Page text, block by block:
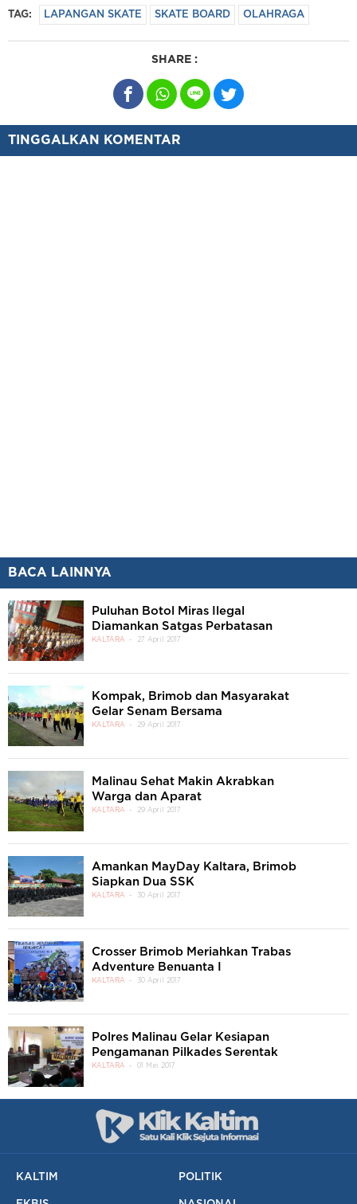
TAG: LAPANGAN SKATE SKATE BOARD OLAHRAGA
SHARE :
TINGGALKAN KOMENTAR
BACA LAINNYA
Puluhan Botol Miras Ilegal
Diamankan Satgas Perbatasan
KALTARA 27 April 2017
Kompak, Brimob dan Masyarakat
Gelar Senam Bersama
KALTARA 29 April 2017
Malinau Sehat Makin Akrabkan
Warga dan Aparat
KALTARA 29 April 2017
Amankan MayDay Kaltara, Brimob
Siapkan Dua SSK
KALTARA 30 April 2017
Crosser Brimob Meriahkan Trabas
Adventure Benuanta I
KALTARA 30 April 2017
Polres Malinau Gelar Kesiapan
Pengamanan Pilkades Serentak
KALTARA 01 Mei 2017
KALTIM POLITIK